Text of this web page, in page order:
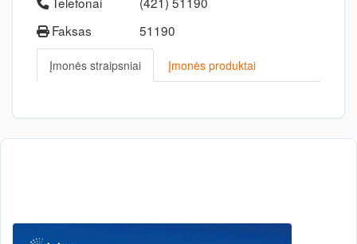
Faksas
51190
Įmonės straipsniai Įmonės produktai